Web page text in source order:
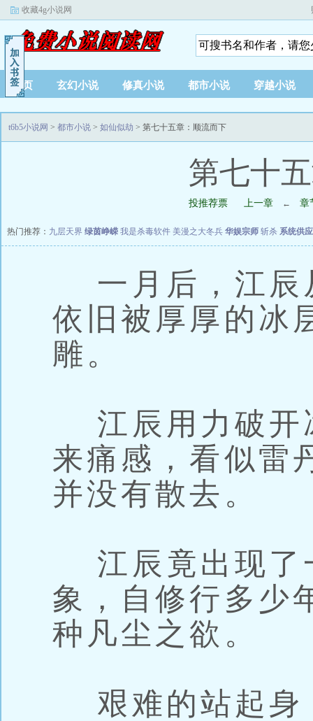
收藏4g小说网
首页 玄幻小说 修真小说 都市小说 穿越小说
t6b5小说网 > 都市小说 > 如仙似劫 > 第七十五章：顺流而下
第七十
投推荐票 上一章 ← 章
热门推荐： 九层天界 绿茵峥嵘 我是杀毒软件 美漫之大冬兵 华娱宗师 斩杀 系统供
一月后，江辰
依旧被厚厚的冰
雕。
江辰用力破开
来痛感，看似雷
并没有散去。
江辰竟出现了
象，自修行多少
种凡尘之欲。
艰难的站起身